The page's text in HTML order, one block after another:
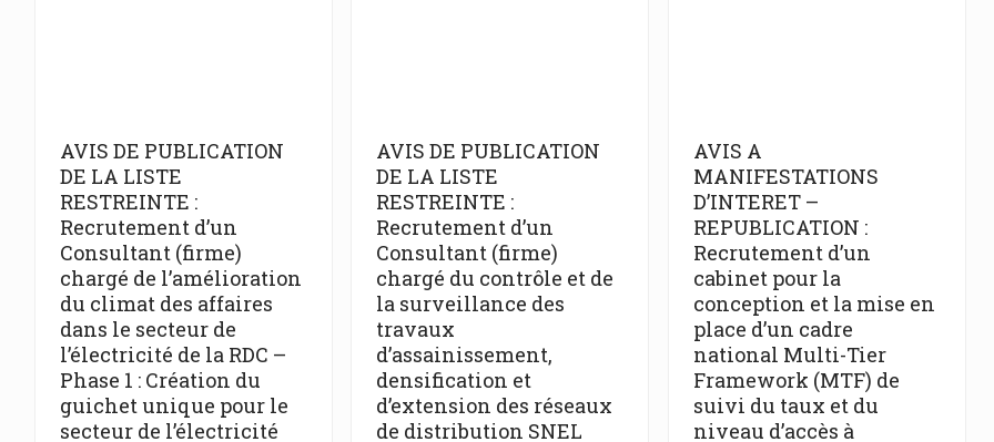
AVIS DE PUBLICATION
DE LA LISTE
RESTREINTE :
Recrutement d’un
Consultant (firme)
chargé de l’amélioration
du climat des affaires
dans le secteur de
l’électricité de la RDC –
Phase 1 : Création du
guichet unique pour le
secteur de l’électricité
AVIS DE PUBLICATION
DE LA LISTE
RESTREINTE :
Recrutement d’un
Consultant (firme)
chargé du contrôle et de
la surveillance des
travaux
d’assainissement,
densification et
d’extension des réseaux
de distribution SNEL
AVIS A
MANIFESTATIONS
D’INTERET –
REPUBLICATION :
Recrutement d’un
cabinet pour la
conception et la mise en
place d’un cadre
national Multi-Tier
Framework (MTF) de
suivi du taux et du
niveau d’accès à